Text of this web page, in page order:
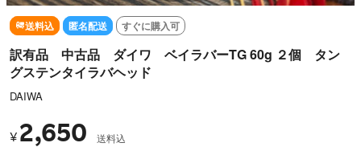
送料込 匿名配送 すぐに購入可
訳有品 中古品 ダイワ ベイラバーTG 60g ２個 タン
グステンタイラバヘッド
DAIWA
¥ 2,650 送料込